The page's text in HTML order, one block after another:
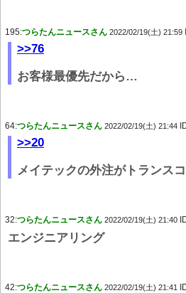
195:つらたんニュースさん 2022/02/19(土) 21:59
>>76
お客様最優先だから…
64:つらたんニュースさん 2022/02/19(土) 21:44
>>20
メイテックの外注がトランス
32:つらたんニュースさん 2022/02/19(土) 21:40
エンジニアリング
42:つらたんニュースさん 2022/02/19(土) 21:41